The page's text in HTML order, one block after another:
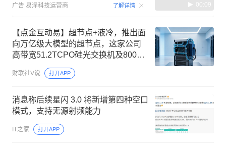
广告 易泽科技运营商 了解详情 00:09
【点金互动易】超节点+液冷，推出面
向万亿级大模型的超节点，这家公司
高带宽51.2TCPO硅光交换机及800G
国芯产品已实现批量交付
财联社V说 打开APP
消息称后续星闪 3.0 将新增第四种空口
模式，支持无源射频能力
IT之家 打开APP